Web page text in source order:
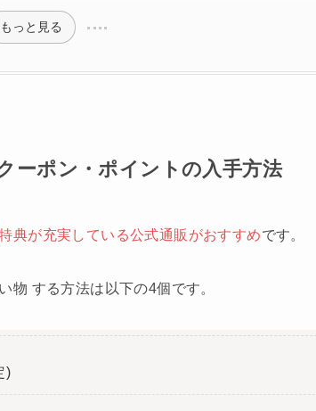
もっと見る
ーポン・ポイントの入手方法
典が充実している公式通販がおすすめです。
物 する方法は以下の4個です。
)